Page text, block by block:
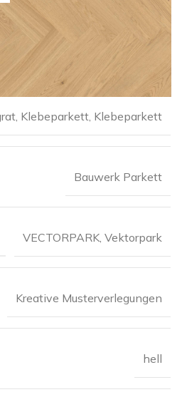
Klebeparkett Klebeparkett
Bauwerk Parkett
VECTORPARK Vektorpark
Kreative Musterverlegungen
hell